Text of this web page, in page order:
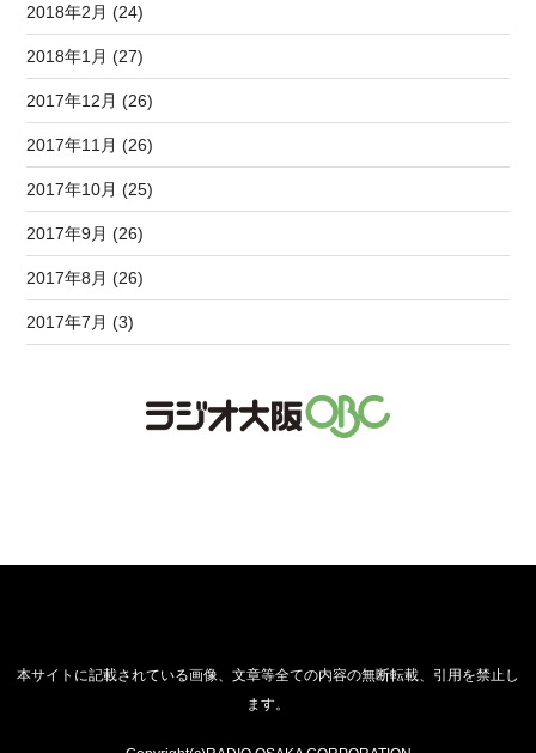
2018年2月 (24)
2018年1月 (27)
2017年12月 (26)
2017年11月 (26)
2017年10月 (25)
2017年9月 (26)
2017年8月 (26)
2017年7月 (3)
本サイトに記載されている画像、文章等全ての内容の無断転載、引用を禁止し
ます。